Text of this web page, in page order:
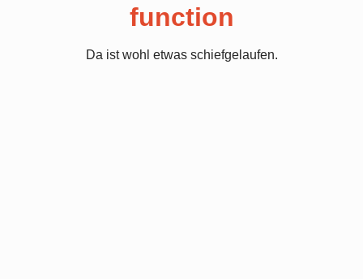
function
Da ist wohl etwas schiefgelaufen.